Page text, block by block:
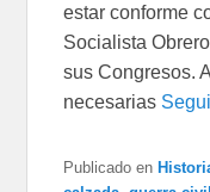
estar conforme
Socialista
sus Congresos.
necesarias
Publicado en